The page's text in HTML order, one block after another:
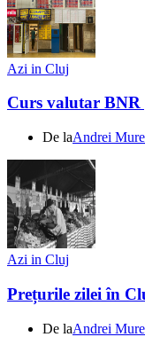
Azi in Cluj
Curs valutar BNR
De laAndrei
Azi in Cluj
Prețurile zilei în
De laAndrei